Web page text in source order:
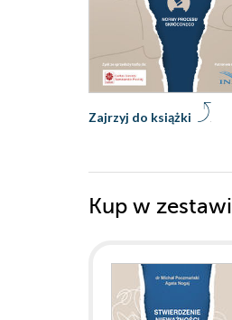
Zajrzyj do książki
Kup w